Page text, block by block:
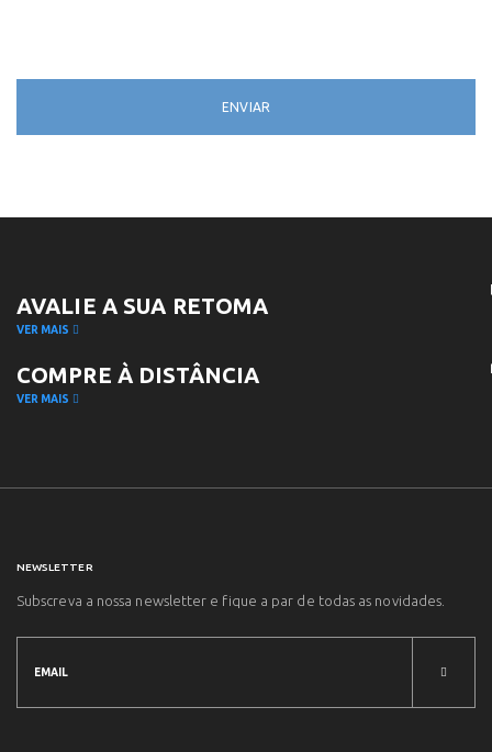
AVALIE A SUA RETOMA
VER MAIS
COMPRE À DISTÂNCIA
VER MAIS
NEWSLETTER
Subscreva a nossa newsletter e fique a par de todas as novidades.